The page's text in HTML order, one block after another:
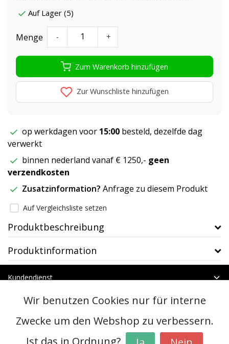
Auf Lager (5)
Menge - +
Zum Warenkorb hinzufügen
Zur Wunschliste hinzufügen
op werkdagen voor 15:00 besteld, dezelfde dag
verwerkt
binnen nederland vanaf € 1250,- geen
verzendkosten
Zusatzinformation? Anfrage zu diesem Produkt
Auf Vergleichsliste setzen
Produktbeschreibung
Produktinformation
Kundendienst
Kategorien
Kontakt
Wir benutzen Cookies nur für interne
Zwecke um den Webshop zu verbessern.